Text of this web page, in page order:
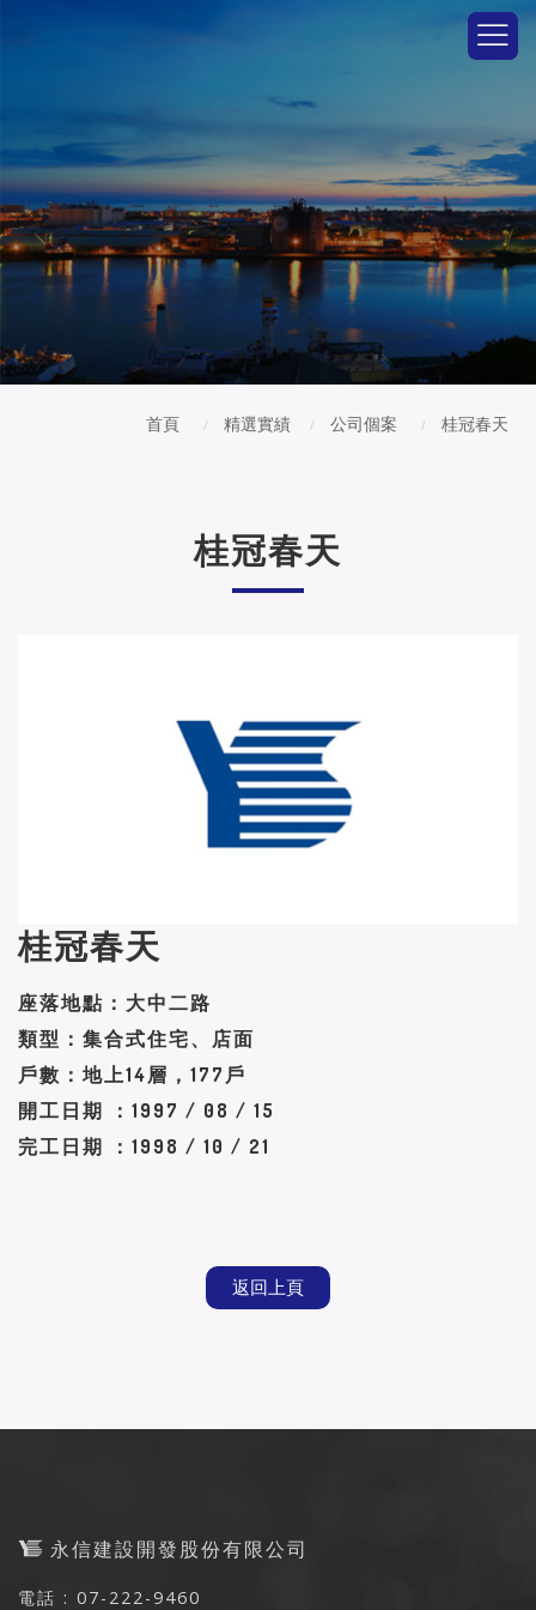
首頁 精選實績 公司個案 桂冠春天
桂冠春天
桂冠春天
座落地點：大中二路
類型：集合式住宅、店面
戶數：地上14層，177戶
開工日期 ：1997 / 08 / 15
完工日期 ：1998 / 10 / 21
返回上頁
永信建設開發股份有限公司
電話 : 07-222-9460